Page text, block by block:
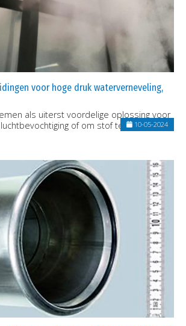
voor hoge druk waterverneveling,
als uiterst voordelige oplossing voor
of om stof tegen te gaan
10-05-2024